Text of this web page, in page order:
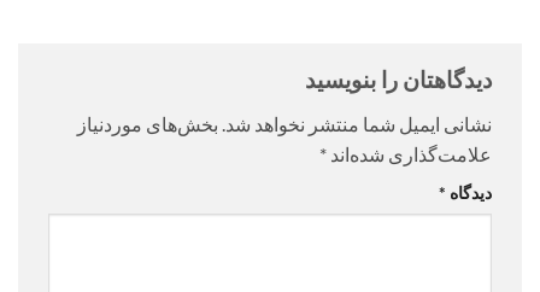
دیدگاهتان را بنویسید
نشانی ایمیل شما منتشر نخواهد شد. بخش‌های موردنیاز
علامت‌گذاری شده‌اند *
دیدگاه *